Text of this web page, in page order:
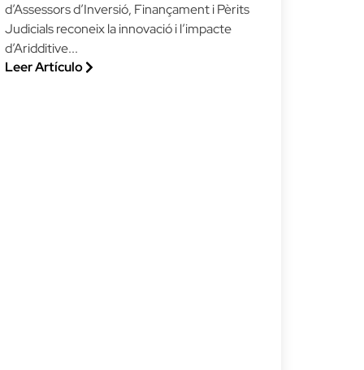
d’Assessors d’Inversió, Finançament i Pèrits
Judicials reconeix la innovació i l’impacte
d’Aridditive...
Leer Artículo